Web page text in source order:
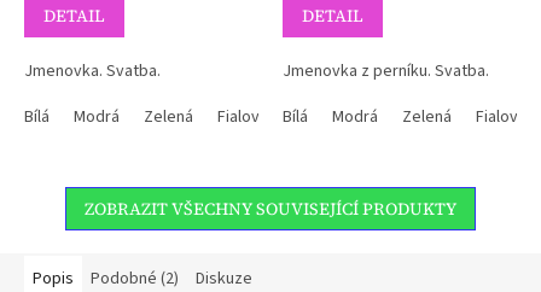
DETAIL
Jmenovka. Svatba.
Bílá
Modrá Zelená Fialová Červená Bleděmodrá
DETAIL
Jmenovka z perníku. Svatba.
Bílá
Modrá Zelená Fialová
ZOBRAZIT VŠECHNY SOUVISEJÍCÍ PRODUKTY
Popis Podobné (2) Diskuze